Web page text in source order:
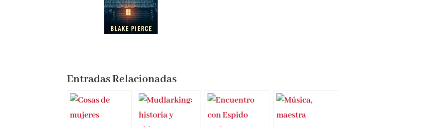
Entradas Relacionadas